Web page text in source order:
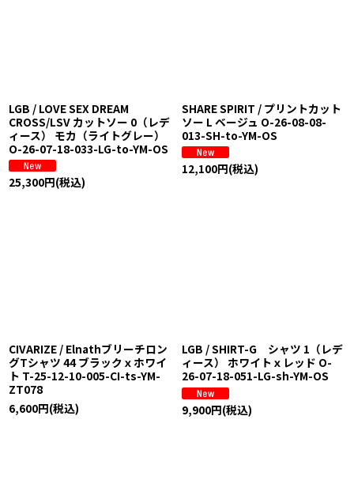
LGB / LOVE SEX DREAM
CROSS/LSV カットソー 0（レデ
ィース） モカ（ライトグレー）
O-26-07-18-033-LG-to-YM-OS
25,300円(税込)
SHARE SPIRIT / プリントカット
ソー L ベージュ O-26-08-08-
013-SH-to-YM-OS
12,100円(税込)
CIVARIZE / Elnathブリーチロン
グTシャツ 44 ブラックｘホワイ
ト T-25-12-10-005-CI-ts-YM-
ZT078
6,600円(税込)
LGB / SHIRT-G シャツ 1（レデ
ィース） ホワイトｘレッド O-
26-07-18-051-LG-sh-YM-OS
9,900円(税込)